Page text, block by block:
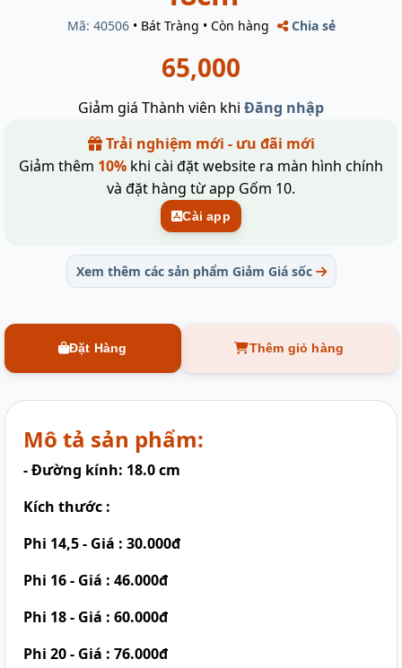
Mã: 40506 • Bát Tràng • Còn hàng Chia sẻ
65,000
Giảm giá Thành viên khi Đăng nhập
Trải nghiệm mới - ưu đãi mới
Giảm thêm 10% khi cài đặt website ra màn hình chính
và đặt hàng từ app Gốm 10.
Cài app
Xem thêm các sản phẩm Giảm Giá sốc
Đặt Hàng Thêm giỏ hàng
Mô tả sản phẩm:
- Đường kính: 18.0 cm
Kích thước :
Phi 14,5 - Giá : 30.000đ
Phi 16 - Giá : 46.000đ
Phi 18 - Giá : 60.000đ
Phi 20 - Giá : 76.000đ